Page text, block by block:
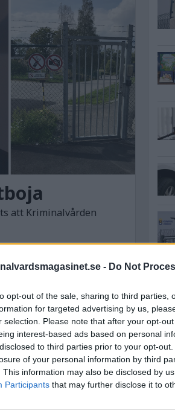
- Do Not
opt-out of the sale, sharing to third parties,
for targeted advertising by us,
selection. Please note that after your opt-
interest-based ads based on personal
to third parties prior to your opt-
of your personal information by third
This information may also be disclosed by
Participants that may further disclose it to
att Kriminalvården